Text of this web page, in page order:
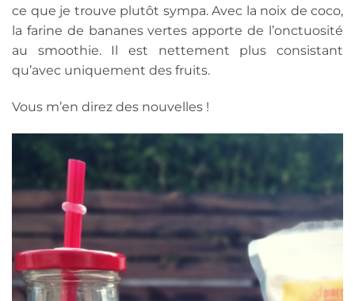
ce que je trouve plutôt sympa. Avec la noix de coco,
la farine de bananes vertes apporte de l’onctuosité
au smoothie. Il est nettement plus consistant
qu’avec uniquement des fruits.
Vous m’en direz des nouvelles !